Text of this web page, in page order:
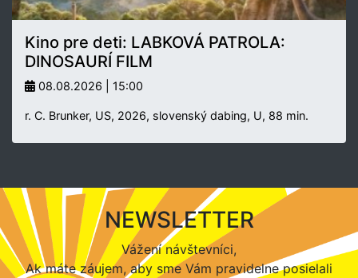
Kino pre deti: LABKOVÁ PATROLA:
DINOSAURÍ FILM
08.08.2026 | 15:00
r. C. Brunker, US, 2026, slovenský dabing, U, 88 min.
NEWSLETTER
Vážení návštevníci,
Ak máte záujem, aby sme Vám pravidelne posielali